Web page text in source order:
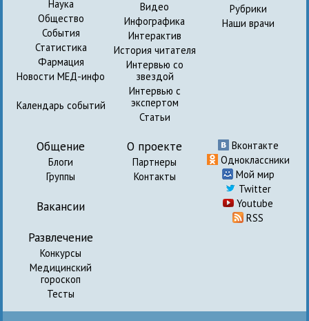
Наука
Общество
События
Статистика
Фармация
Новости МЕД-инфо
Календарь событий
Видео
Инфографика
Интерактив
История читателя
Интервью со
звездой
Интервью с
экспертом
Статьи
Рубрики
Наши врачи
Общение
Блоги
Группы
Вакансии
Развлечение
Конкурсы
Медицинский
гороскоп
Тесты
О проекте
Партнеры
Контакты
Вконтакте
Одноклассники
Мой мир
Twitter
Youtube
RSS